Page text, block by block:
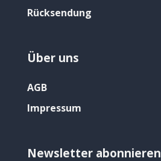
Rücksendung
Über uns
AGB
Impressum
Newsletter abonnieren